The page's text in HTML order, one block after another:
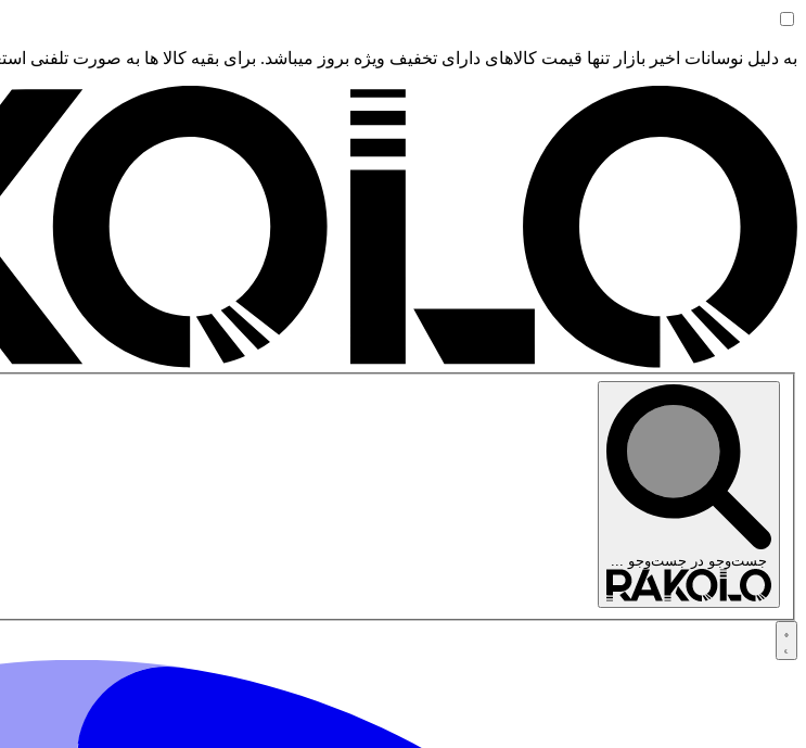
به دلیل نوسانات اخیر بازار تنها قیمت کالاهای دارای تخفیف ویژه بروز میباشد. برای بقیه کالا ها به صورت تلفنی
جست‌وجو در جست‌وجو ...